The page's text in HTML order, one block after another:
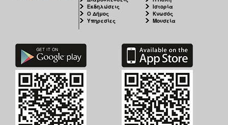
Εκδηλώσεις
Ο Δήμος
Υπηρεσίες
Ιστορία
Κνωσός
Μουσεία